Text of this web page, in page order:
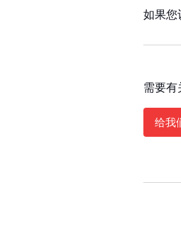
如果您
需要有
给我